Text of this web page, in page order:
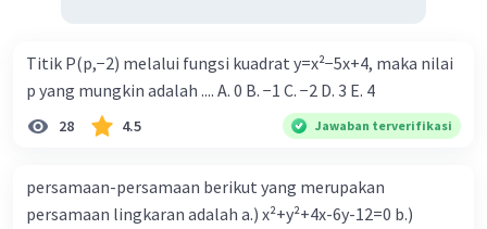
Titik P(p,−2) melalui fungsi kuadrat y=x²−5x+4, maka nilai
p yang mungkin adalah .... A. 0 B. −1 C. −2 D. 3 E. 4
28 4.5 Jawaban terverifikasi
persamaan-persamaan berikut yang merupakan
persamaan lingkaran adalah a.) x²+y²+4x-6y-12=0 b.)